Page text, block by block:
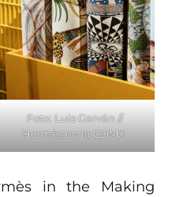
Foto: Luis Garván //
Hermès en la CDMX.
in the Making